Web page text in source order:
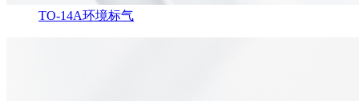
TO-14A环境标气